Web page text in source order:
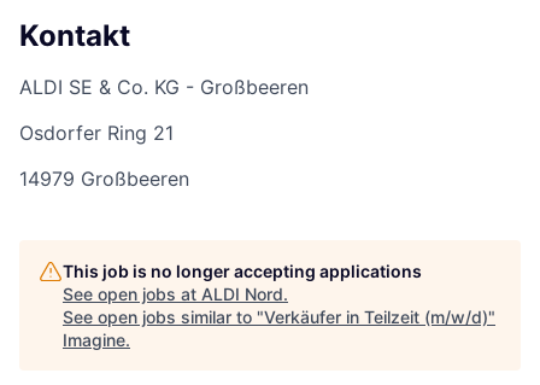
Kontakt
ALDI SE & Co. KG - Großbeeren
Osdorfer Ring 21
14979 Großbeeren
This job is no longer accepting applications
See open jobs at ALDI Nord.
See open jobs similar to "Verkäufer in Teilzeit (m/w/d)"
Imagine.